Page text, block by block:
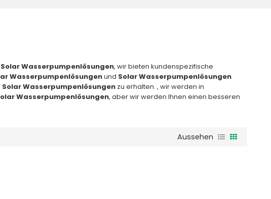
Solar Wasserpumpenlösungen, wir bieten kundenspezifische
Wasserpumpenlösungenund Solar Wasserpumpenlösungen
Solar Wasserpumpenlösungenzu erhalten. , wir werden in
Wasserpumpenlösungen, aber wir werden Ihnen einen besseren
Aussehen